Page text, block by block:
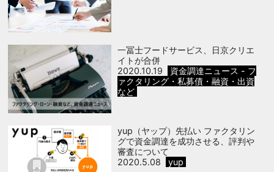
一冨士フードサービス、日京クリエ
イトが合併
2020.10.19
資金調達ニュース - フ
ァクタリング・私募債・融資・出資
など
yup（ヤップ）先払い ファクタリン
グで資金調達を成功させる、評判や
審査について
2020.5.08
yup